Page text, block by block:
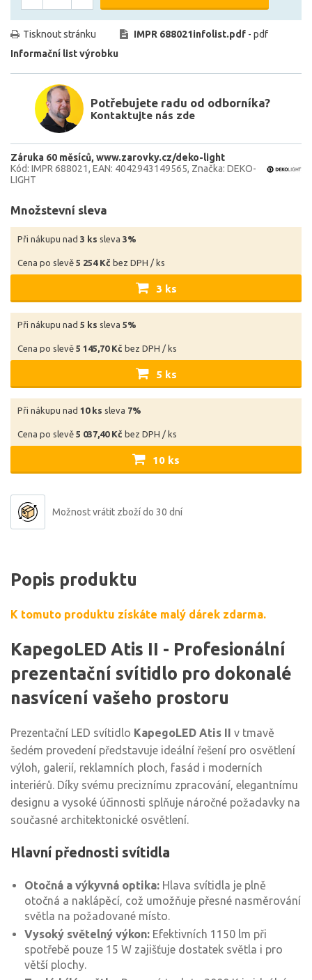
Tisknout stránku IMPR 688021infolist.pdf - pdf
Informační list výrobku
Potřebujete radu od odborníka?
Kontaktujte nás zde
Záruka 60 měsíců www.zarovky.cz/deko-light
Kód: IMPR 688021 EAN: 4042943149565 Značka: DEKO-
LIGHT
Množstevní sleva
Při nákupu nad 3 ks sleva 3%
Cena po slevě 5 254 Kč bez DPH / ks
3 ks
Při nákupu nad 5 ks sleva 5%
Cena po slevě 5 145,70 Kč bez DPH / ks
5 ks
Při nákupu nad 10 ks sleva 7%
Cena po slevě 5 037,40 Kč bez DPH / ks
10 ks
Možnost vrátit zboží do 30 dní
Popis produktu
K tomuto produktu získáte malý dárek zdarma.
KapegoLED Atis II - Profesionální
prezentační svítidlo pro dokonalé
nasvícení vašeho prostoru
Prezentační LED svítidlo KapegoLED Atis II v tmavě
šedém provedení představuje ideální řešení pro osvětlení
výloh, galerií, reklamních ploch, fasád i moderních
interiérů. Díky svému preciznímu zpracování, elegantnímu
designu a vysoké účinnosti splňuje náročné požadavky na
současné architektonické osvětlení.
Hlavní přednosti svítidla
Otočná a výkyvná optika: Hlava svítidla je plně
otočná a naklápěcí, což umožňuje přesné nasměrování
světla na požadované místo.
Vysoký světelný výkon: Efektivních 1150 lm při
spotřebě pouze 15 W zajišťuje dostatek světla i pro
větší plochy.